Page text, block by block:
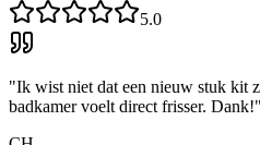
5.0
"Ik wist niet dat een nieuw stuk kit
badkamer voelt direct frisser. Dank!"